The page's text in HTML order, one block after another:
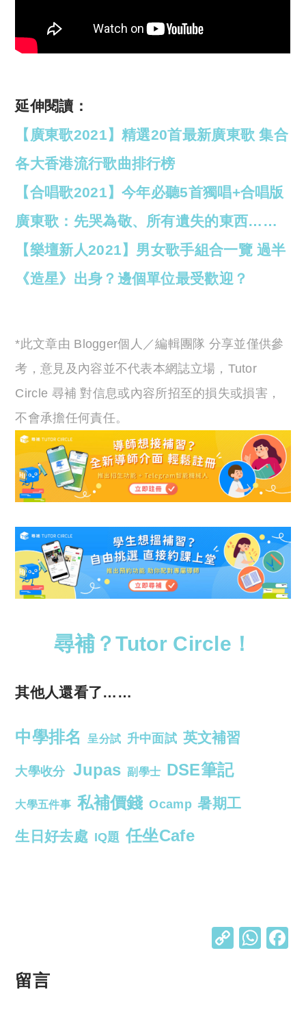
延伸閱讀：
【廣東歌2021】精選20首最新廣東歌 集合
各大香港流行歌曲排行榜
【合唱歌2021】今年必聽5首獨唱+合唱版
廣東歌：先哭為敬、所有遺失的東西……
【樂壇新人2021】男女歌手組合一覽 過半
《造星》出身？邊個單位最受歡迎？
*此文章由 Blogger個人／編輯團隊 分享並僅供參
考，意見及內容並不代表本網誌立場，Tutor
Circle 尋補 對信息或內容所招至的損失或損害，
不會承擔任何責任。
尋補？Tutor Circle！
其他人還看了……
中學排名 呈分試 升中面試 英文補習
大學收分 Jupas 副學士 DSE筆記
大學五件事 私補價錢 Ocamp 暑期工
生日好去處 IQ題 任坐Cafe
C W
留言